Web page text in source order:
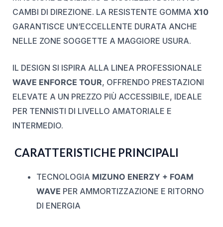
CAMBI DI DIREZIONE. LA RESISTENTE GOMMA X10
GARANTISCE UN’ECCELLENTE DURATA ANCHE
NELLE ZONE SOGGETTE A MAGGIORE USURA.
IL DESIGN SI ISPIRA ALLA LINEA PROFESSIONALE
WAVE ENFORCE TOUR, OFFRENDO PRESTAZIONI
ELEVATE A UN PREZZO PIÙ ACCESSIBILE, IDEALE
PER TENNISTI DI LIVELLO AMATORIALE E
INTERMEDIO.
CARATTERISTICHE PRINCIPALI
TECNOLOGIA MIZUNO ENERZY + FOAM
WAVE PER AMMORTIZZAZIONE E RITORNO
DI ENERGIA